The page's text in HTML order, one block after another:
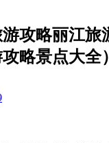
攻略丽江旅
略景点大全）